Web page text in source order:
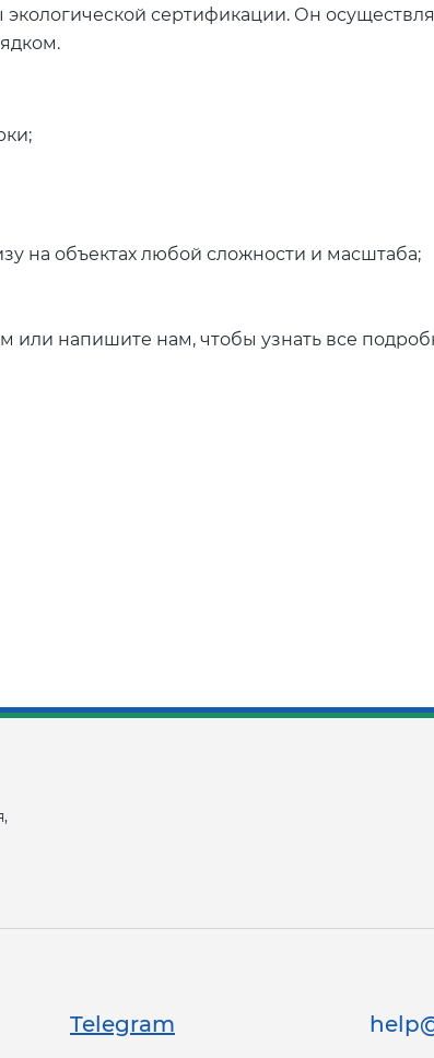
сертификации. Он
на объектах любой сложности и масштаба;
или напишите нам, чтобы узнать все
Telegram